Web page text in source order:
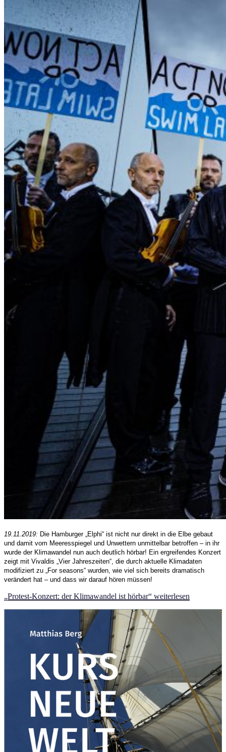
19.11.2019: Die Hamburger „Elphi“ ist nicht nur direkt in die Elbe gebaut
und damit vom Meeresspiegel und Unwettern unmittelbar betroffen – in ihr
wurde der Klimawandel nun auch deutlich hörbar! Ein ergreifendes Konzert
zeigt mit Vivaldis „Vier Jahreszeiten“, die durch aktuelle Klimadaten
modifiziert zu „For seasons“ wurden, wie viel sich bereits dramatisch
verändert hat – und dass wir darauf hören müssen!
„Protest-Konzert: der Klimawandel ist hörbar“ weiterlesen